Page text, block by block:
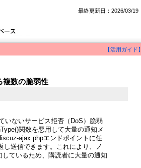
最終更新日：2026/03/19
【活用ガイド】
数の脆弱性
いないサービス拒否（DoS）脆弱
関数を悪用して大量の通知メ
ajax.phpエンドポイントに任
送信できます。これにより、ノ
ているため、購読者に大量の通知